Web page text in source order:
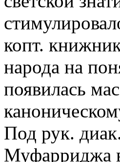
копт.
народа на
появилась
Под рук.
Муфарриджа